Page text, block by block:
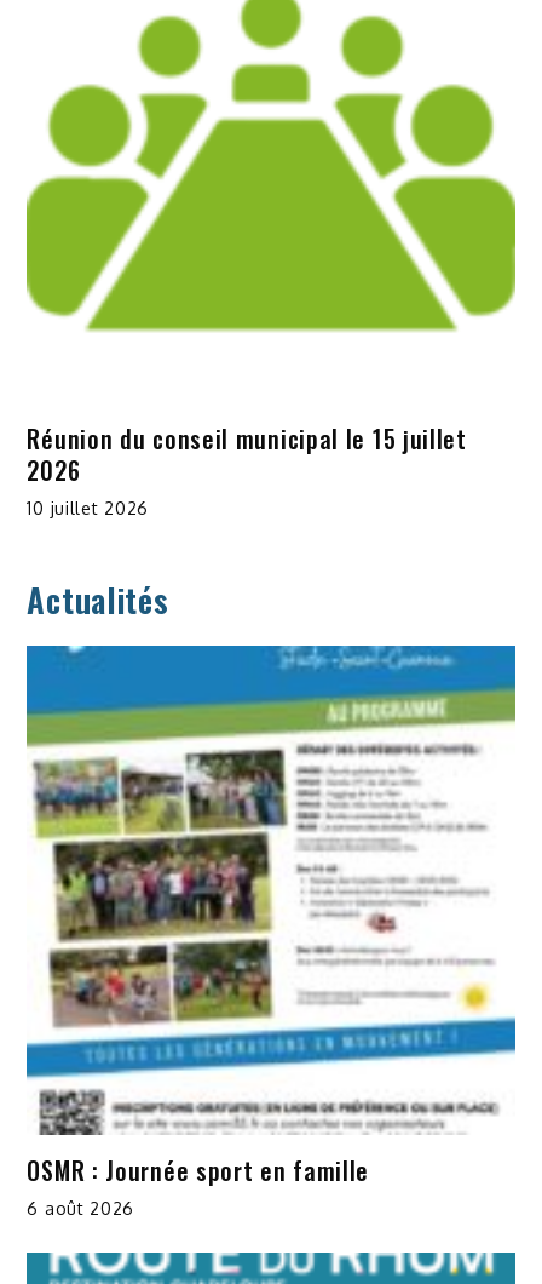
Réunion du conseil municipal le 15 juillet
2026
10 juillet 2026
Actualités
OSMR : Journée sport en famille
6 août 2026